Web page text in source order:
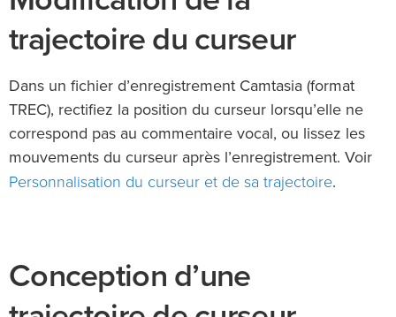
trajectoire du curseur
Dans un fichier d’enregistrement Camtasia (format
TREC), rectifiez la position du curseur lorsqu’elle ne
correspond pas au commentaire vocal, ou lissez les
mouvements du curseur après l’enregistrement. Voir
Personnalisation du curseur et de sa trajectoire.
Conception d’une